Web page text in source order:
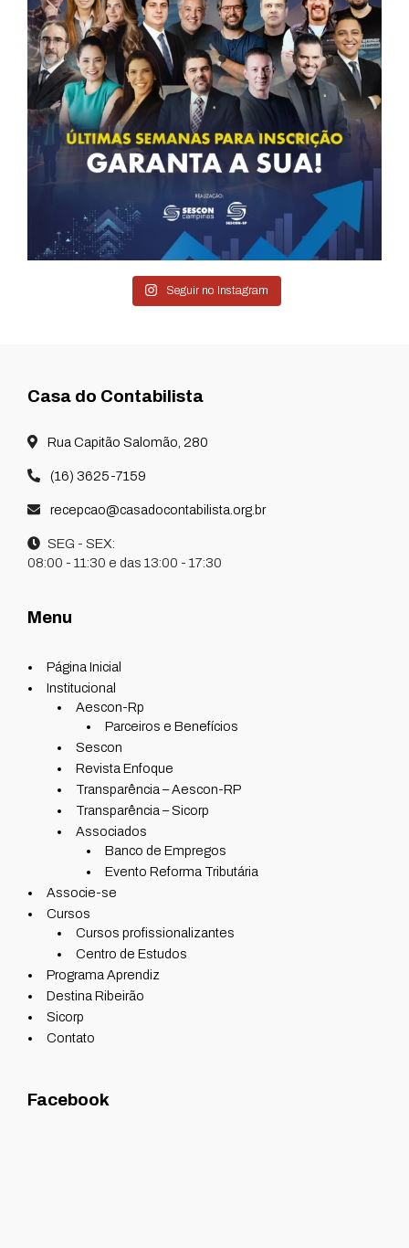
Seguir no Instagram
Casa do Contabilista
Rua Capitão Salomão, 280
(16) 3625-7159
recepcao@casadocontabilista.org.br
SEG - SEX:
08:00 - 11:30 e das 13:00 - 17:30
Menu
Página Inicial
Institucional
Aescon-Rp
Parceiros e Benefícios
Sescon
Revista Enfoque
Transparência – Aescon-RP
Transparência – Sicorp
Associados
Banco de Empregos
Evento Reforma Tributária
Associe-se
Cursos
Cursos profissionalizantes
Centro de Estudos
Programa Aprendiz
Destina Ribeirão
Sicorp
Contato
Facebook